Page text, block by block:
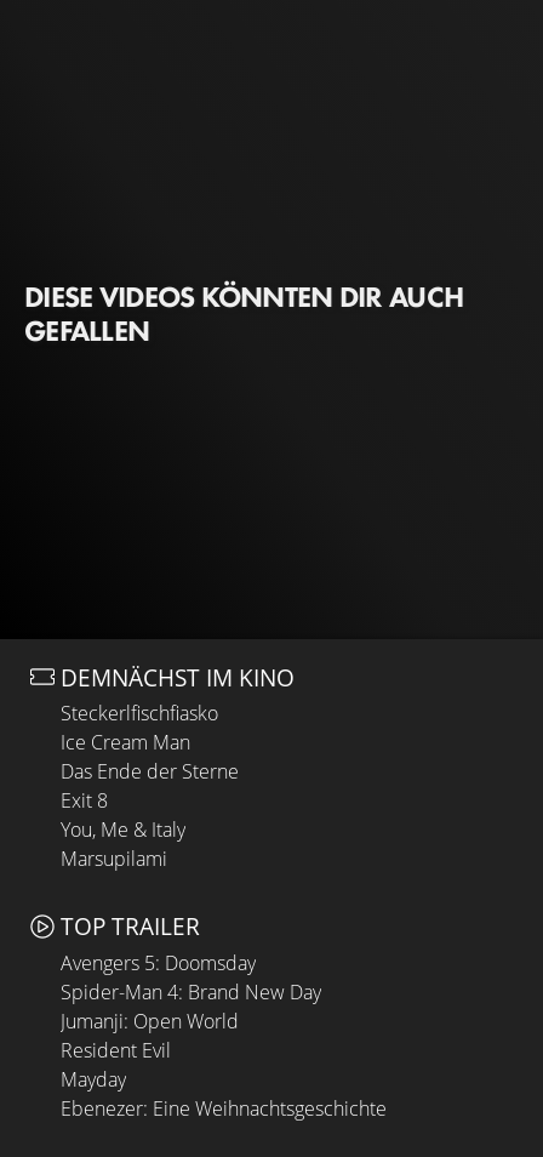
DIESE VIDEOS KÖNNTEN DIR AUCH
GEFALLEN
DEMNÄCHST IM KINO
Steckerlfischfiasko
Ice Cream Man
Das Ende der Sterne
Exit 8
You, Me & Italy
Marsupilami
TOP TRAILER
Avengers 5: Doomsday
Spider-Man 4: Brand New Day
Jumanji: Open World
Resident Evil
Mayday
Ebenezer: Eine Weihnachtsgeschichte